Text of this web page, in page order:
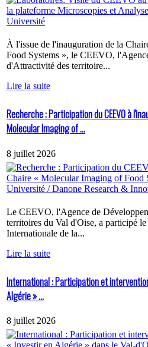
À l'issue de l'inauguration de la
Food Systems », le CEEVO,
d'Attractivité des territoire...
Lire la suite
Recherche : Participation du CEEVO à
Molecular Imaging of ...
8 juillet 2026
Le CEEVO, l'Agence de
territoires du Val d'Oise, a participé
Internationale de la...
Lire la suite
International : Participation et
Algérie » ...
8 juillet 2026